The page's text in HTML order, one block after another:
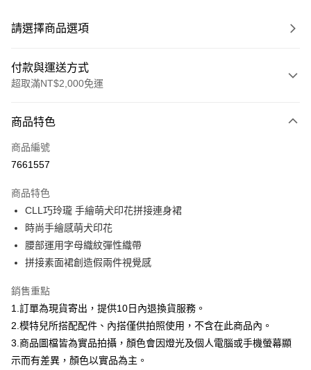
請選擇商品選項
付款與運送方式
超取滿NT$2,000免運
信用卡一次付款
信用卡分期付款
合作金庫商業銀行
華南商業銀行
彰化商業銀行
上海商業儲蓄銀行
國泰世華商業銀行
臺灣中小企業銀行
聯邦商業銀行
元大商業銀行
永豐商業銀行
台新國際商業銀行
中國信託商業銀行
台灣樂天信用卡公司
超商取貨付款
LINE Pay
Apple Pay
悠遊付
Google Pay
大哥付你分期
商品特色
商品編號
7661557
商品特色
CLL巧玲瓏 手繪萌犬印花拼接連身裙
時尚手繪感萌犬印花
腰部運用字母織紋彈性織帶
拼接素面裙創造假兩件視覺感
銷售重點
1.訂單為現貨寄出，提供10日內退換貨服務。
2.模特兒所搭配配件、內搭僅供拍照使用，不含在此商品內。
3.商品圖檔皆為實品拍攝，顏色會因燈光及個人電腦或手機螢幕顯
示而有差異，顏色以實品為主。